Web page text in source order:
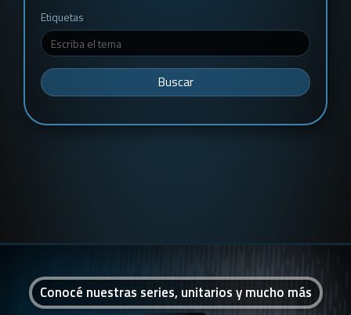
Etiquetas
Buscar
Conocé nuestras series, unitarios y mucho más